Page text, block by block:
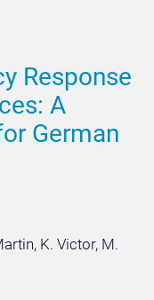
Response
A
German
K. Victor, M.